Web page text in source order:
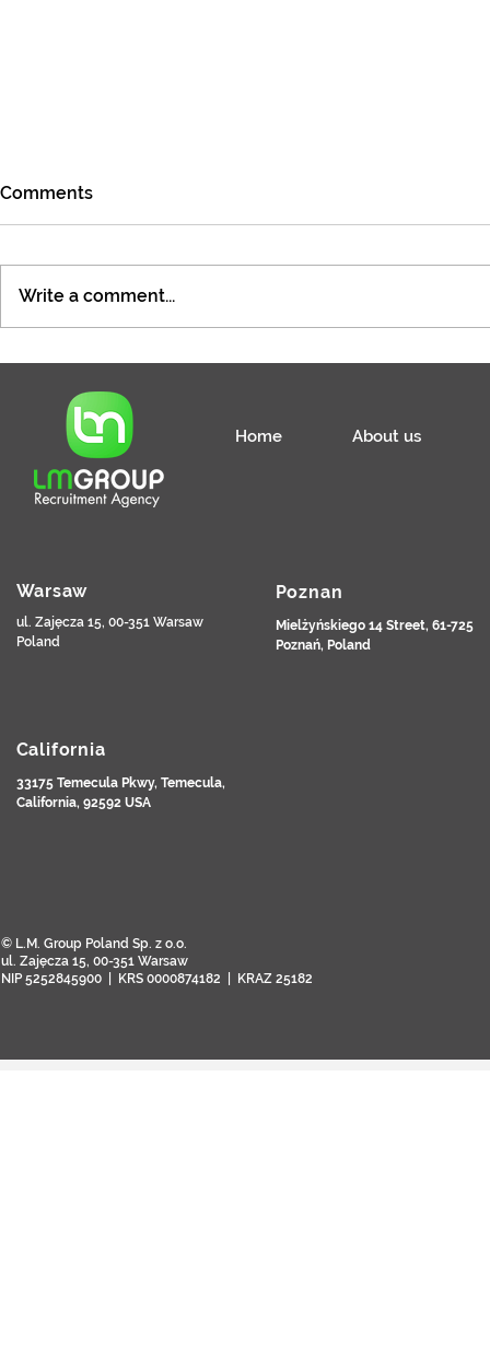
Specjalista / Specjalistka ds.
rekrutacji pracowników
tymczasowych
Specjalista
Comments
Write a comment...
Home About us
Warsaw
ul. Zajęcza 15, 00-351 Warsaw
Poland
California
33175 Temecula Pkwy, Temecula,
California, 92592 USA
Poznan
Mielżyńskiego 14 Street, 61-725
Poznań, Poland
© L.M. Group Poland Sp. z o.o.
ul. Zajęcza 15, 00-351 Warsaw
NIP 5252845900 | KRS 0000874182 | KRAZ 25182